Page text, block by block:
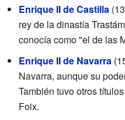
Enrique II de Castilla
rey de la dinastía
conocía como "el de las
Enrique II de Navarra
Navarra, aunque su
También tuvo otros
Foix.